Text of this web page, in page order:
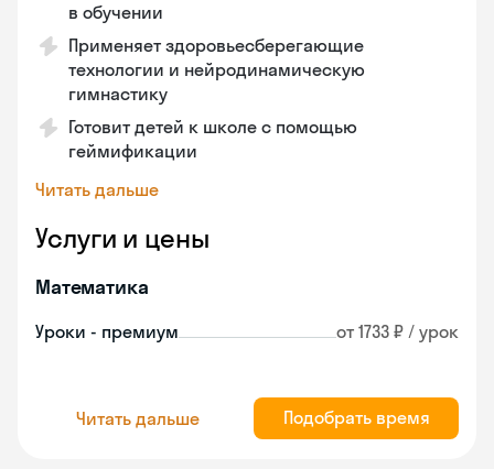
в обучении
Применяет здоровьесберегающие
технологии и нейродинамическую
гимнастику
Готовит детей к школе с помощью
геймификации
Читать дальше
Услуги и цены
Математика
Уроки - премиум от 1733 ₽ / урок
Читать дальше Подобрать время